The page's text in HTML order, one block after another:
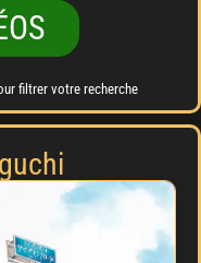
filtrer votre recherche